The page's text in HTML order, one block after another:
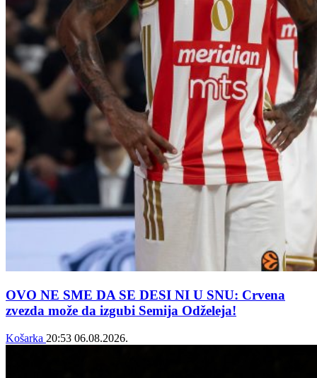
OVO NE SME DA SE DESI NI U SNU: Crvena
zvezda može da izgubi Semija Odželeja!
Košarka 20:53 06.08.2026.